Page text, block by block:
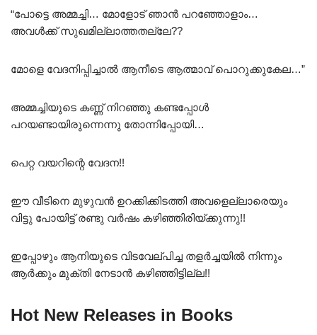
“പോട്ടെ അമ്മച്ചി… മോളോട് ഞാൻ പറഞ്ഞോളാം…
അവൾക്ക് സുഖമില്ലാത്തതല്ലേ??
മോളെ വേദനിപ്പിച്ചാൽ ആനീടെ ആത്മാവ് പൊറുക്കുകേല…”
അമ്മച്ചിയുടെ കണ്ണ് നിറഞ്ഞു കണ്ടപ്പോൾ
പറയണ്ടായിരുന്നെന്നു തോന്നിപ്പോയി…
പെറ്റ വയറിന്റെ വേദന!!
ഈ വീടിനെ മുഴുവൻ ഉറക്കിക്കിടത്തി അവളെല്ലാരെയും
വിട്ടു പോയിട്ട് രണ്ടു വർഷം കഴിഞ്ഞിരിയ്ക്കുന്നു!!
ഇപ്പോഴും ആനിയുടെ വിടവേല്പിച്ച തളർച്ചയിൽ നിന്നും
ആർക്കും മുക്തി നേടാൻ കഴിഞ്ഞിട്ടില്ല!!
Hot New Releases in Books